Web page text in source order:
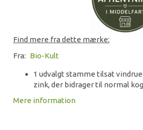
Find mere fra dette mærke:
Fra: Bio-Kult
1 udvalgt stamme tilsat
zink, der bidrager til normal
Mere information